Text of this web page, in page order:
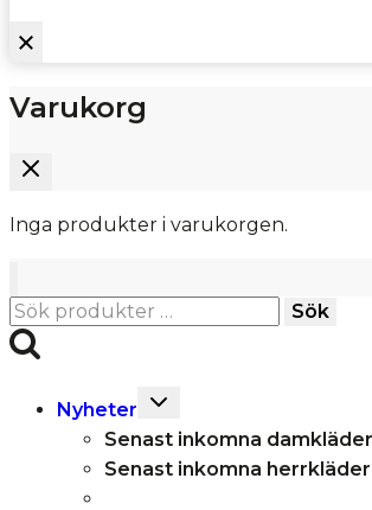
Varukorg
Inga produkter i varukorgen.
Sök
efter:
Sök
Nyheter
Toggle
child
menu
Senast inkomna damkläder
Senast inkomna herrkläder